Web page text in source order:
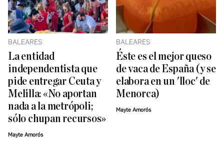
BALEARES
La entidad
independentista que
pide entregar Ceuta y
Melilla: «No aportan
nada a la metrópoli;
sólo chupan recursos»
Mayte Amorós
BALEARES
Éste es el mejor queso
de vaca de España (y se
elabora en un 'lloc' de
Menorca)
Mayte Amorós